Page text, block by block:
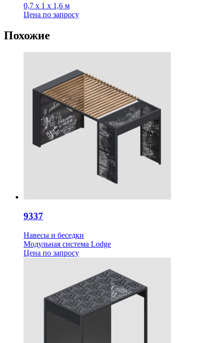
0,7 х 1 х 1,6 м
Цена по запросу
Похожие
9337
Навесы и беседки
Модульная система Lodge
Цена по запросу